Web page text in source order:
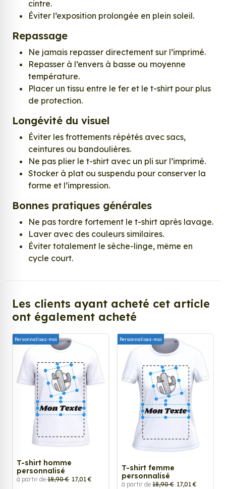
cintre.
Éviter l’exposition prolongée en plein soleil.
Repassage
Ne jamais repasser directement sur l’imprimé.
Repasser à l’envers à basse ou moyenne
température.
Placer un tissu entre le fer et le t-shirt pour plus
de protection.
Longévité du visuel
Éviter les frottements répétés avec sacs,
ceintures ou bandoulières.
Ne pas plier le t-shirt avec un pli sur l’imprimé.
Stocker à plat ou suspendu pour conserver la
forme et l’impression.
Bonnes pratiques générales
Ne pas tordre fortement le t-shirt après lavage.
Laver avec des couleurs similaires.
Éviter totalement le sèche-linge, même en
cycle court.
Les clients ayant acheté cet article
ont également acheté
Personnalisez-moi
T-shirt homme
personnalisé
à partir de 18,90 € 17,01 €
Personnalisez-moi
T-shirt femme
personnalisé
à partir de 18,90 € 17,01 €